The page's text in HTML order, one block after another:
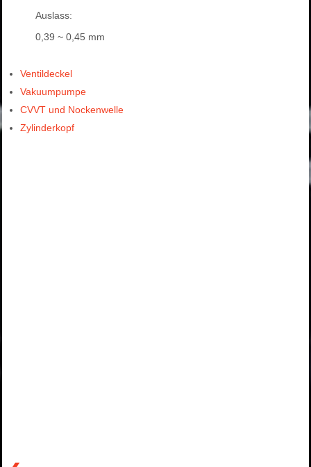
Auslass:
0,39 ~ 0,45 mm
Ventildeckel
Vakuumpumpe
CVVT und Nockenwelle
Zylinderkopf